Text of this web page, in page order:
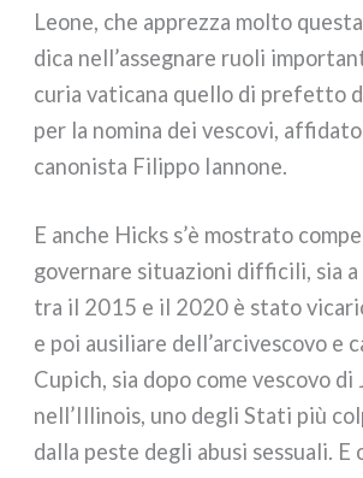
Leone, che apprez­za mol­to
di­ca nell’assegnare ruo­li
curia vati­ca­na quel­lo di pre­fet­to
per la nomi­na dei vesco­vi,
cano­ni­sta Filippo Iannone.
E anche Hicks s’è mostra­to
gover­na­re situa­zio­ni dif­fi­ci­li, sia a
tra il 2015 e il 2020 è sta­to
e poi ausi­lia­re dell’arcivescovo e
Cupich, sia dopo come vesco­vo di
nell’Illinois, uno degli Stati più
dal­la peste degli abu­si ses­sua­li.